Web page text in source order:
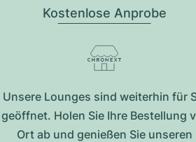
Kostenlose Anprobe
Unsere Lounges sind weiterhin für
geöffnet. Holen Sie Ihre Bestellung
Ort ab und genießen Sie unseren